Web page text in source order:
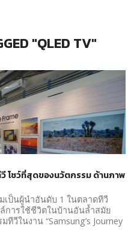
"QLED TV"
โชว์ที่สุดของนวัตกรรม ด้านภาพ
ป็นผู้นำอันดับ 1 ในตลาดทีวี
การใช้ชีวิตในบ้านอันล้ำสมัย
วีในงาน “Samsung’s Journey